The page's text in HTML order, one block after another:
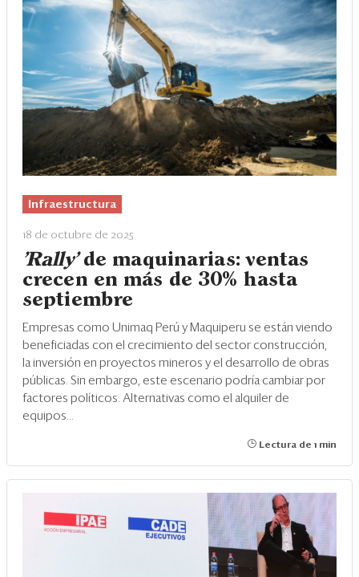
Infraestructura
18 de octubre de 2025
'Rally'de maquinarias: ventas
crecen en más de 30% hasta
septiembre
Empresas como Unimaq Perú y Maquiperu se están viendo
beneficiadas con el crecimiento del sector construcción,
la inversión en proyectos mineros y el desarrollo de obras
públicas. Sin embargo, este escenario podría cambiar por
factores políticos. Alternativas como el alquiler de
equipos...
Lectura de 1 min